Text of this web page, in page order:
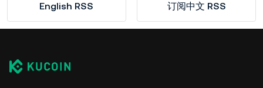
English RSS 订阅中文 RSS